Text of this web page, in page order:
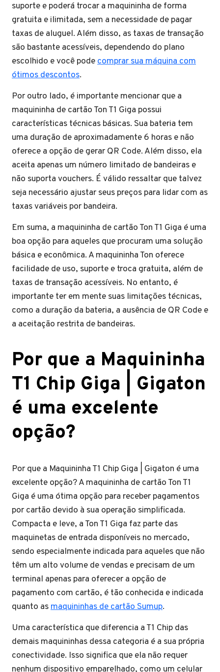
suporte e poderá trocar a maquininha de forma
gratuita e ilimitada, sem a necessidade de pagar
taxas de aluguel. Além disso, as taxas de transação
são bastante acessíveis, dependendo do plano
escolhido e você podecomprar sua máquina com
ótimos descontos.
Por outro lado, é importante mencionar que a
maquininha de cartão Ton T1 Giga possui
características técnicas básicas. Sua bateria tem
uma duração de aproximadamente 6 horas e não
oferece a opção de gerar QR Code. Além disso, ela
aceita apenas um número limitado de bandeiras e
não suporta vouchers. É válido ressaltar que talvez
seja necessário ajustar seus preços para lidar com as
taxas variáveis por bandeira.
Em suma, a maquininha de cartão Ton T1 Giga é uma
boa opção para aqueles que procuram uma solução
básica e econômica. A maquininha Ton oferece
facilidade de uso, suporte e troca gratuita, além de
taxas de transação acessíveis. No entanto, é
importante ter em mente suas limitações técnicas,
como a duração da bateria, a ausência de QR Code e
a aceitação restrita de bandeiras.
Por que a Maquininha
T1 Chip Giga | Gigaton
é uma excelente
opção?
Por que a Maquininha T1 Chip Giga | Gigaton é uma
excelente opção? A maquininha de cartão Ton T1
Giga é uma ótima opção para receber pagamentos
por cartão devido à sua operação simplificada.
Compacta e leve, a Ton T1 Giga faz parte das
maquinetas de entrada disponíveis no mercado,
sendo especialmente indicada para aqueles que não
têm um alto volume de vendas e precisam de um
terminal apenas para oferecer a opção de
pagamento com cartão, é tão conhecida e indicada
quanto asmaquininhas de cartão Sumup.
Uma característica que diferencia a T1 Chip das
demais maquininhas dessa categoria é a sua própria
conectividade. Isso significa que ela não requer
nenhum dispositivo emparelhado, como um celular